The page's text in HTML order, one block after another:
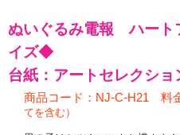
ぬいぐるみ電報 ハート
イズ◆
台紙：アートセレクショ
商品コード：NJ-C-H21 料
てを含む）